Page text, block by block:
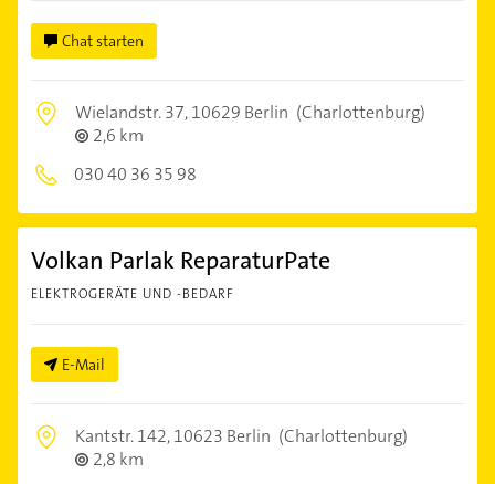
Chat starten
Wielandstr. 37,10629 Berlin (Charlottenburg)
2,6 km
030 40 36 35 98
Volkan Parlak ReparaturPate
ELEKTROGERÄTE UND -BEDARF
E-Mail
Kantstr. 142,10623 Berlin (Charlottenburg)
2,8 km